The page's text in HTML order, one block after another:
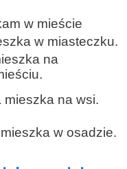
w mieście
w miasteczku.
na
mieszka na wsi.
w osadzie.